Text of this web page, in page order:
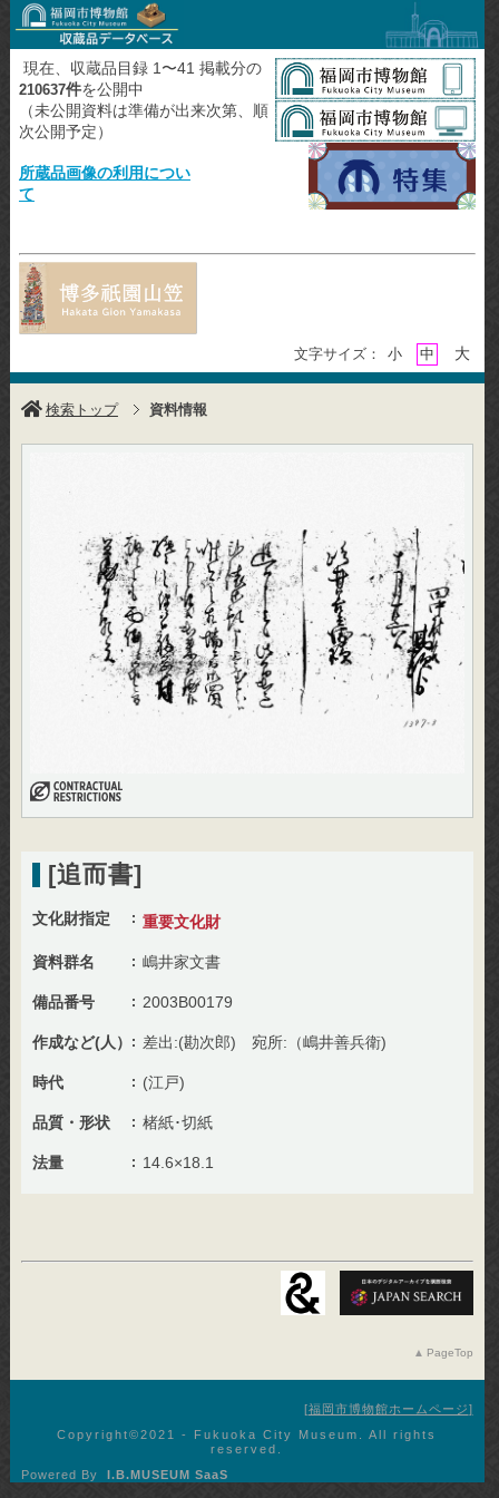
現在、収蔵品目録 1〜41 掲載分の
210637件を公開中
（未公開資料は準備が出来次第、順
次公開予定）
所蔵品画像の利用につい
て
文字サイズ： 小 中 大
検索トップ 資料情報
[追而書]
文化財指定 重要文化財
資料群名 嶋井家文書
備品番号 2003B00179
作成など(人） 差出:(勘次郎) 宛所:（嶋井善兵衛)
時代 (江戸)
品質・形状 楮紙･切紙
法量 14.6×18.1
PageTop
福岡市博物館ホームページ
Copyright©︎2021 - Fukuoka City Museum. All rights
reserved.
Powered By
I.B.MUSEUM SaaS